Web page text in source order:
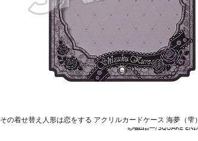
その着せ替え人形は恋をする アクリルカードケース 海夢（雫）